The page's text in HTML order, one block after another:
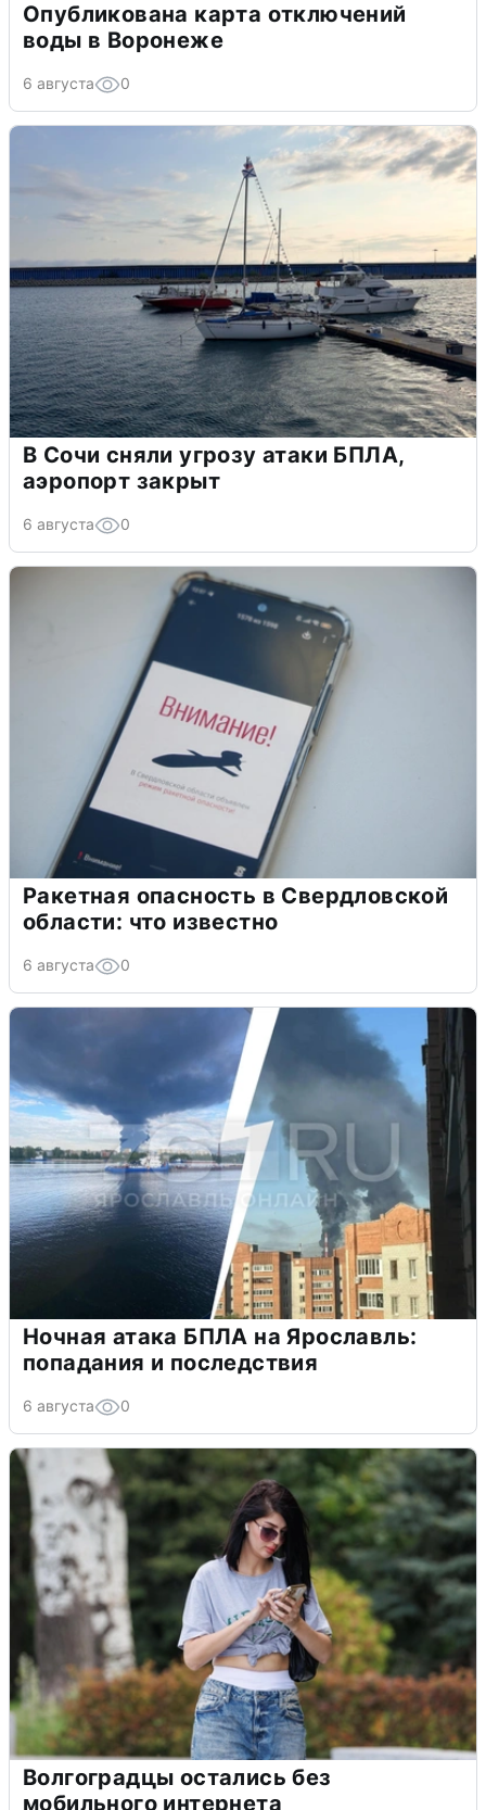
Опубликована карта отключений
воды в Воронеже
6 августа 0
В Сочи сняли угрозу атаки БПЛА,
аэропорт закрыт
6 августа 0
Ракетная опасность в Свердловской
области: что известно
6 августа 0
Ночная атака БПЛА на Ярославль:
попадания и последствия
6 августа 0
Волгоградцы остались без
мобильного интернета